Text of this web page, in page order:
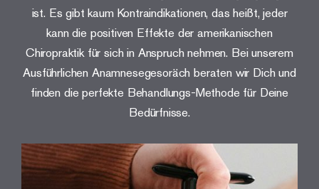
ist. Es gibt kaum Kontraindikationen, das heißt, jeder
kann die positiven Effekte der amerikanischen
Chiropraktik für sich in Anspruch nehmen. Bei unserem
Ausführlichen Anamnesegesoräch beraten wir Dich und
finden die perfekte Behandlungs-Methode für Deine
Bedürfnisse.